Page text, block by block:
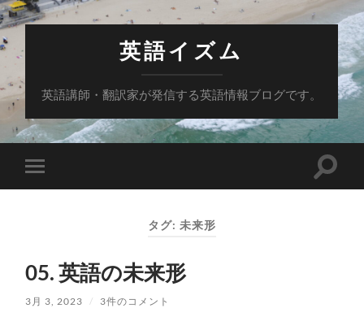
英語イズム
英語講師・翻訳家が発信する英語情報ブログです。
モ
バ
ー
を
切
り
検
タグ: 未来形
05. 英語の未来形
3月 3, 2023 / 3件のコメント